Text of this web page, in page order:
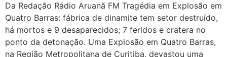
Da Redação Rádio Aruanã FM Tragédia em Explosão em
Quatro Barras: fábrica de dinamite tem setor destruído,
há mortos e 9 desaparecidos; 7 feridos e cratera no
ponto da detonação. Uma Explosão em Quatro Barras,
na Região Metropolitana de Curitiba, devastou uma